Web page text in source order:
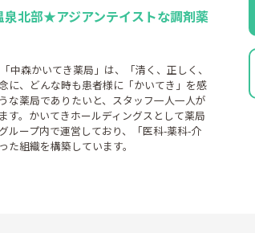
泉北部★アジアンテイストな調剤薬
中森かいてき薬局」は、「清く、正しく、
に、どんな時も患者様に「かいてき」を感
な薬局でありたいと、スタッフ一人一人が
す。かいてきホールディングスとして薬局
ループ内で運営しており、「医科-薬科-介
た組織を構築しています。